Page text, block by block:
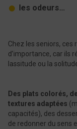
les odeurs…
Chez les seniors, ces
d’importance, car ils
lassitude ou la
Des plats colorés,
textures adaptées
capacités), des
de redonner du sens